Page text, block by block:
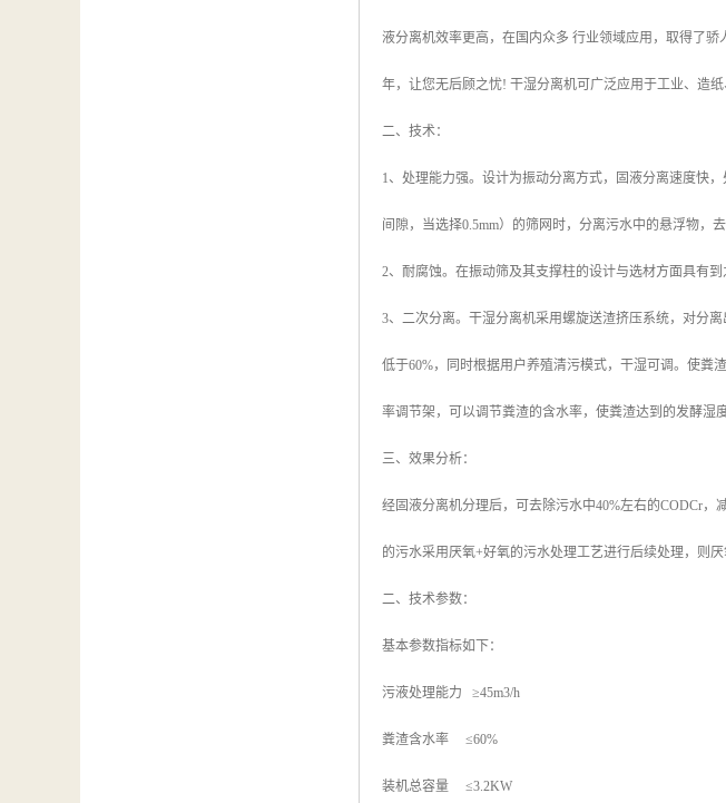
液分离机效率更高，在国内众多 行业领域应用，取得了
年，让您无后顾之忧! 干湿分离机可广泛应用于工业、造
二、技术：
1、处理能力强。设计为振动分离方式，固液分离速度快
间隙，当选择0.5mm）的筛网时，分离污水中的悬浮物，
2、耐腐蚀。在振动筛及其支撑柱的设计与选材方面具有
3、二次分离。干湿分离机采用螺旋送渣挤压系统，对分
低于60%，同时根据用户养殖清污模式，干湿可调。使粪
率调节架，可以调节粪渣的含水率，使粪渣达到的发酵湿度
三、效果分析：
经固液分离机分理后，可去除污水中40%左右的CODCr
的污水采用厌氧+好氧的污水处理工艺进行后续处理，则
二、技术参数：
基本参数指标如下：
污液处理能力 ≥45m3/h
粪渣含水率 ≤60%
装机总容量 ≤3.2KW